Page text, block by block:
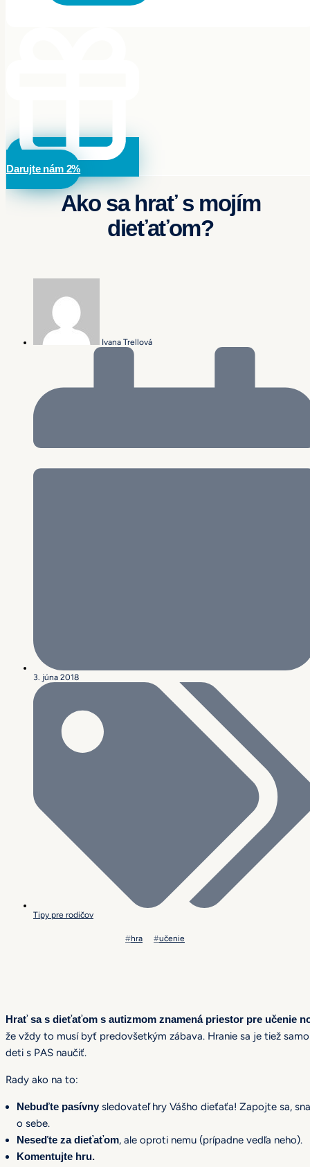
Darujte nám 2%
Ako sa hrať s mojím
dieťaťom?
Ivana Trellová
3. júna 2018
Tipy pre rodičov
hra učenie
Hrať sa s dieťaťom s autizmom znamená priestor pre učenie
že vždy to musí byť predovšetkým zábava. Hranie sa je tiež
deti s PAS naučiť.
Rady ako na to:
Nebuďte pasívnysledovateľ hry Vášho dieťaťa! Zapojte sa,
o sebe.
Neseďte za dieťaťom, ale oproti nemu (prípadne vedľa neho).
Komentujte hru.